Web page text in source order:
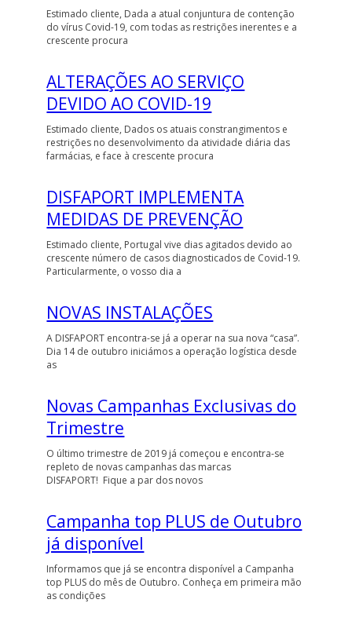
Estimado cliente, Dada a atual conjuntura de contenção
do vírus Covid-19, com todas as restrições inerentes e a
crescente procura
ALTERAÇÕES AO SERVIÇO
DEVIDO AO COVID-19
Estimado cliente, Dados os atuais constrangimentos e
restrições no desenvolvimento da atividade diária das
farmácias, e face à crescente procura
DISFAPORT IMPLEMENTA
MEDIDAS DE PREVENÇÃO
Estimado cliente, Portugal vive dias agitados devido ao
crescente número de casos diagnosticados de Covid-19.
Particularmente, o vosso dia a
NOVAS INSTALAÇÕES
A DISFAPORT encontra-se já a operar na sua nova “casa”.
Dia 14 de outubro iniciámos a operação logística desde
as
Novas Campanhas Exclusivas do
Trimestre
O último trimestre de 2019 já começou e encontra-se
repleto de novas campanhas das marcas
DISFAPORT! Fique a par dos novos
Campanha top PLUS de Outubro
já disponível
Informamos que já se encontra disponível a Campanha
top PLUS do mês de Outubro. Conheça em primeira mão
as condições